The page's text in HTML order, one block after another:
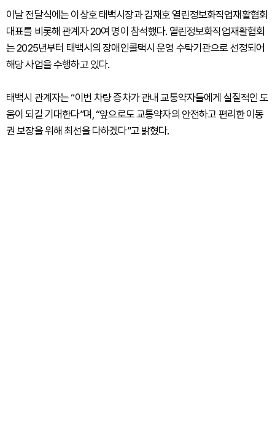
이날 전달식에는 이상호 태백시장과 김재호 열린정보화직업재활협회
대표를 비롯해 관계자 20여 명이 참석했다. 열린정보화직업재활협회
는 2025년부터 태백시의 장애인콜택시 운영 수탁기관으로 선정되어
해당 사업을 수행하고 있다.
태백시 관계자는 “이번 차량 증차가 관내 교통약자들에게 실질적인 도
움이 되길 기대한다”며, “앞으로도 교통약자의 안전하고 편리한 이동
권 보장을 위해 최선을 다하겠다”고 밝혔다.